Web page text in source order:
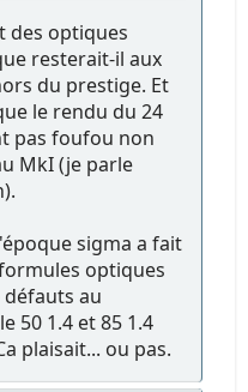
des optiques
resterait-il aux
du prestige. Et
le rendu du 24
pas foufou non
MkI (je parle
sigma a fait
optiques
au
50 1.4 et 85 1.4
plaisait... ou pas.